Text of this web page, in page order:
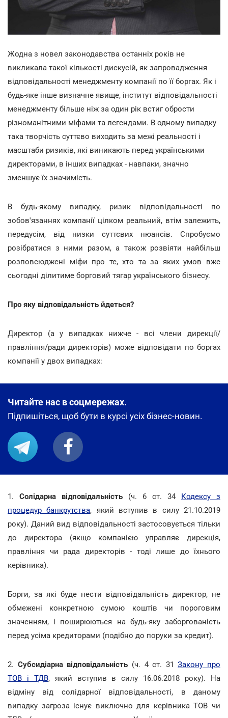
Жодна з новел законодавства останніх років не
викликала такої кількості дискусій, як запровадження
відповідальності менеджменту компанії по її боргах. Як і
будь-яке інше визначне явище, інститут відповідальності
менеджменту більше ніж за один рік встиг обрости
різноманітними міфами та легендами. В одному випадку
така творчість суттєво виходить за межі реальності і
масштаби ризиків, які виникають перед українськими
директорами, в інших випадках - навпаки, значно
зменшує їх значимість.
В будь-якому випадку, ризик відповідальності по
зобов'язаннях компанії цілком реальний, втім залежить,
передусім, від низки суттєвих нюансів. Спробуємо
розібратися з ними разом, а також розвіяти найбільш
розповсюджені міфи про те, хто та за яких умов вже
сьогодні ділитиме борговий тягар українського бізнесу.
Про яку відповідальність йдеться?
Директор (а у випадках нижче - всі члени дирекції/
правління/ради директорів) може відповідати по боргах
компанії у двох випадках:
Читайте нас в соцмережах.
Підпишіться, щоб бути в курсі усіх бізнес-новин.
1. Солідарна відповідальність (ч. 6 ст. 34 Кодексу з
процедур банкрутства, який вступив в силу 21.10.2019
року). Даний вид відповідальності застосовується тільки
до директора (якщо компанією управляє дирекція,
правління чи рада директорів - тоді лише до їхнього
керівника).
Борги, за які буде нести відповідальність директор, не
обмежені конкретною сумою коштів чи пороговим
значенням, і поширюються на будь-яку заборгованість
перед усіма кредиторами (подібно до поруки за кредит).
2. Субсидіарна відповідальність (ч. 4 ст. 31Закону про
ТОВ і ТДВ, який вступив в силу 16.06.2018 року). На
відміну від солідарної відповідальності, в даному
випадку загроза існує виключно для керівника ТОВ чи